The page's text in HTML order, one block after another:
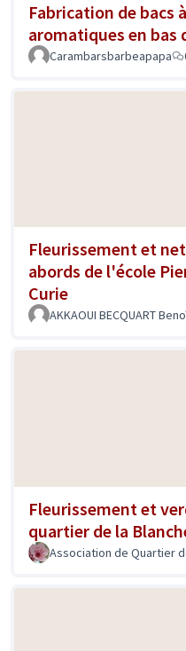
Fabrication de bacs
aromatiques en bas
Carambarsbarbeapapa
Fleurissement et
abords de l'école
Curie
AKKAOUI BECQUART
Fleurissement et
quartier de la
Association de Quartier